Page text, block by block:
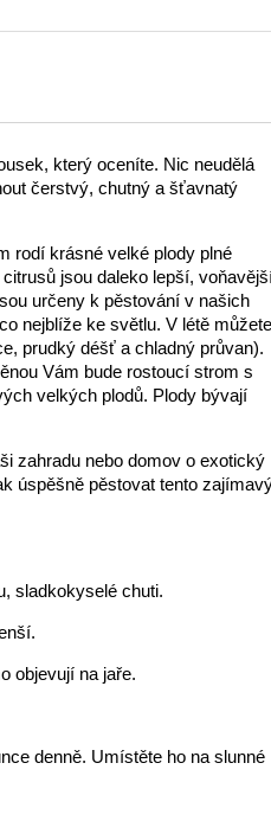
který oceníte. Nic neudělá
čerstvý, chutný a šťavnatý
rodí krásné velké plody plné
jsou daleko lepší,
určeny k pěstování v našich
nejblíže ke světlu. V létě můžete
prudký déšť a chladný průvan).
Vám bude rostoucí strom s
velkých plodů. Plody bývají
zahradu nebo domov o exotický
úspěšně pěstovat tento
sladkokyselé chuti.
objevují na jaře.
denně. Umístěte ho na slunné